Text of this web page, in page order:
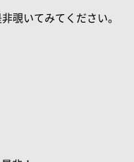
覗いてみてください。